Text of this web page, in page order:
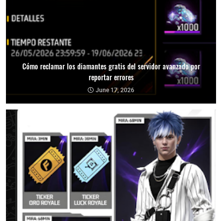
Cómo reclamar los diamantes gratis del servidor avanzado por
reportar errores
June 17, 2026